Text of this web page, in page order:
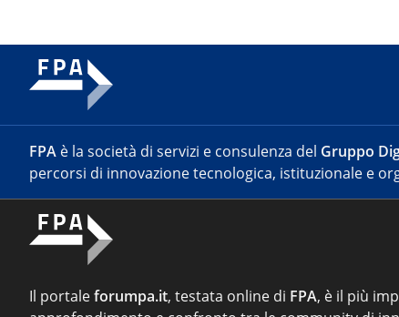
FPA è la società di servizi e consulenza del Gruppo
percorsi di innovazione tecnologica, istituzionale e
Il portaleforumpa.it, testata online di FPA, è il più